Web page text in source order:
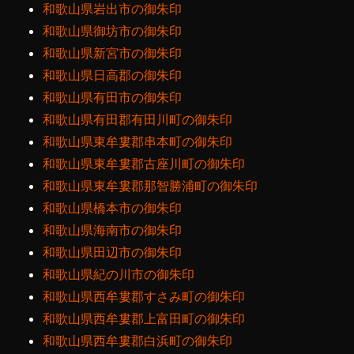
和歌山県岩出市の御朱印
和歌山県御坊市の御朱印
和歌山県新宮市の御朱印
和歌山県日高郡の御朱印
和歌山県有田市の御朱印
和歌山県有田郡有田川町の御朱印
和歌山県東牟婁郡串本町の御朱印
和歌山県東牟婁郡古座川町の御朱印
和歌山県東牟婁郡那智勝浦町の御朱印
和歌山県橋本市の御朱印
和歌山県海南市の御朱印
和歌山県田辺市の御朱印
和歌山県紀の川市の御朱印
和歌山県西牟婁郡すさみ町の御朱印
和歌山県西牟婁郡上富田町の御朱印
和歌山県西牟婁郡白浜町の御朱印